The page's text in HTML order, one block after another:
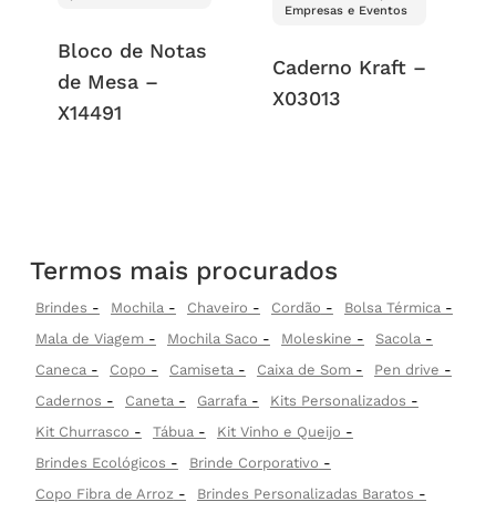
Bloco de Notas
de Mesa –
X14491
Empresas e Eventos
Caderno Kraft –
X03013
Termos mais procurados
Brindes Mochila Chaveiro Cordão
Bolsa Térmica
Mala de Viagem
Mochila Saco Moleskine
Sacola
Caneca
Copo Camiseta Caixa de Som
Pen drive
Cadernos
Caneta Garrafa
Kits Personalizados
Kit Churrasco
Tábua
Kit Vinho e Queijo
Brindes Ecológicos
Brinde Corporativo
Copo Fibra de Arroz
Brindes Personalizadas Baratos